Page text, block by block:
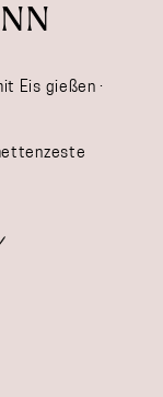
Eis gießen ·